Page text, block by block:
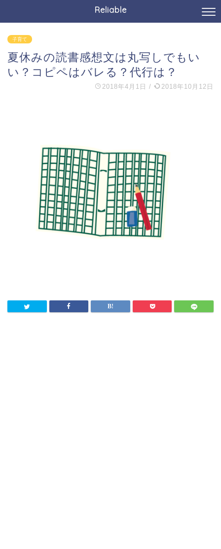
Reliable
子育て
夏休みの読書感想文は丸写しでもい
い？コピペはバレる？代行は？
2018年4月1日 / 2018年10月12日